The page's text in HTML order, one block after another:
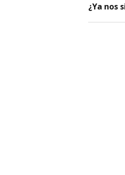
¿Ya nos